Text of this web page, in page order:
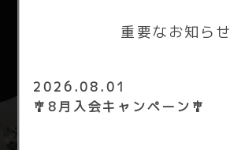
重要なお知らせ
2026.08.01
🎐8月入会キャンペーン🎐